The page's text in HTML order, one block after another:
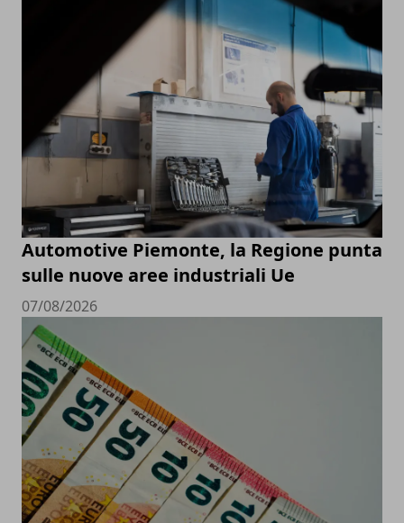
Automotive Piemonte, la Regione punta
sulle nuove aree industriali Ue
07/08/2026